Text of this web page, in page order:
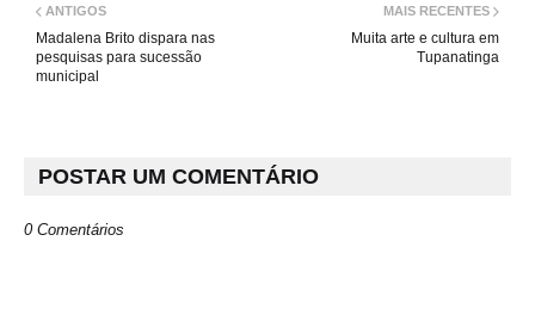
MAIS RECENTES
Muita arte e cultura em
Tupanatinga
ANTIGOS
Madalena Brito dispara nas
pesquisas para sucessão
municipal
POSTAR UM COMENTÁRIO
0 Comentários